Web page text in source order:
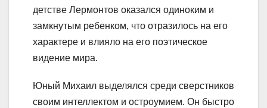
детстве Лермонтов оказался одиноким и
замкнутым ребенком, что отразилось на его
характере и влияло на его поэтическое
видение мира.
Юный Михаил выделялся среди сверстников
своим интеллектом и остроумием. Он быстро